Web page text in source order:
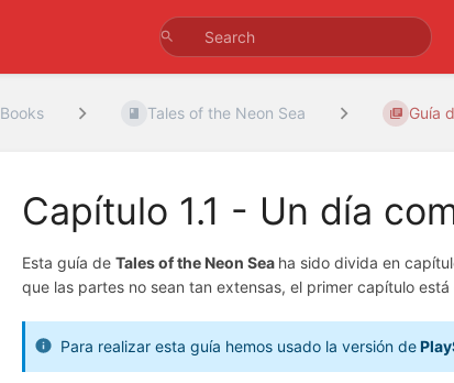
Books Tales of the Neon Sea Guía
Capítulo 1.1 - Un día
Esta guía deTales of the Neon Sea ha sido divida en
que las partes no sean tan extensas, el primer capítulo
Para realizar esta guía hemos usado la versión de